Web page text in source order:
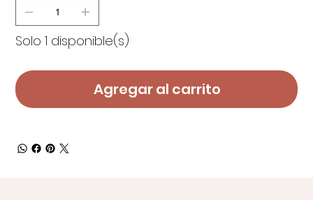
Solo 1 disponible(s)
Agregar al carrito